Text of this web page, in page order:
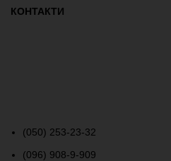
КОНТАКТИ
(050) 253-23-32
(096) 908-9-909